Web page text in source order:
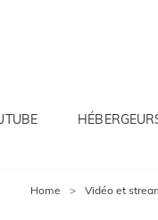
Home > Vidéo et